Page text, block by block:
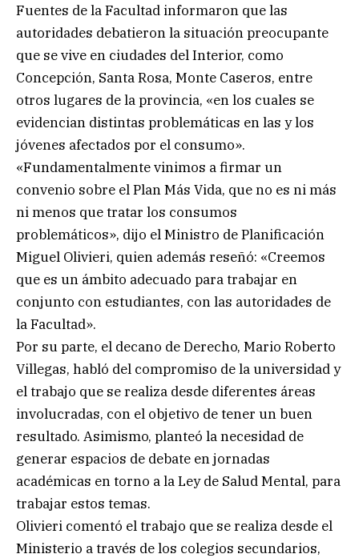
Fuentes de la Facultad informaron que las
autoridades debatieron la situación preocupante
que se vive en ciudades del Interior, como
Concepción, Santa Rosa, Monte Caseros, entre
otros lugares de la provincia, «en los cuales se
evidencian distintas problemáticas en las y los
jóvenes afectados por el consumo».
«Fundamentalmente vinimos a firmar un
convenio sobre el Plan Más Vida, que no es ni más
ni menos que tratar los consumos
problemáticos», dijo el Ministro de Planificación
Miguel Olivieri, quien además reseñó: «Creemos
que es un ámbito adecuado para trabajar en
conjunto con estudiantes, con las autoridades de
la Facultad».
Por su parte, el decano de Derecho, Mario Roberto
Villegas, habló del compromiso de la universidad y
el trabajo que se realiza desde diferentes áreas
involucradas, con el objetivo de tener un buen
resultado. Asimismo, planteó la necesidad de
generar espacios de debate en jornadas
académicas en torno a la Ley de Salud Mental, para
trabajar estos temas.
Olivieri comentó el trabajo que se realiza desde el
Ministerio a través de los colegios secundarios,